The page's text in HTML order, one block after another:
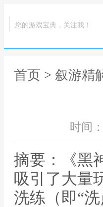
您的游戏宝典，关注我！
首页 > 叙游精
时间
摘要：《黑
吸引了大量
洗练（即“